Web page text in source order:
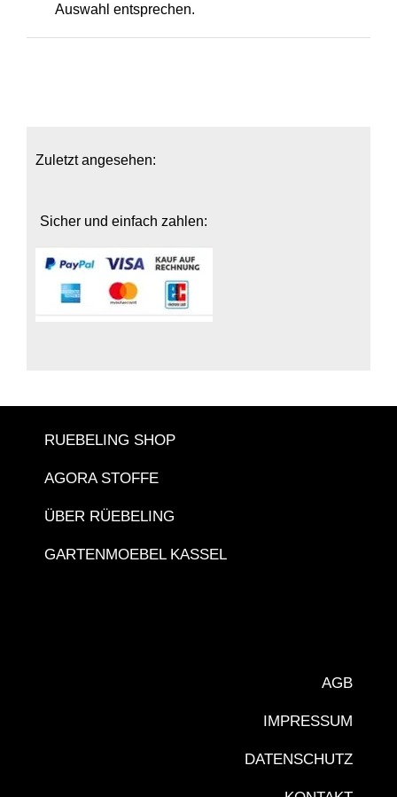
Auswahl entsprechen.
Zuletzt angesehen:
Sicher und einfach zahlen:
RUEBELING SHOP
AGORA STOFFE
ÜBER RÜEBELING
GARTENMOEBEL KASSEL
AGB
IMPRESSUM
DATENSCHUTZ